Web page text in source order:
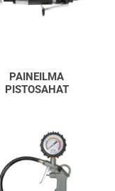
PAINEILMA
PISTOSAHAT